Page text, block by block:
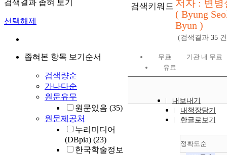
검색결과 좁혀 보기
선택해제
좁혀본 항목 보기순서
검색량순
가나다순
원문유무
원문있음 (35)
원문제공처
누리미디어
(DBpia) (23)
한국학술정보
검색키워드 저자 : 변병
( Byung
Byun )
(검색결과 35
무료
기관 내 무료
유료
내보내기
내책장담기
한글로보기
정확도순